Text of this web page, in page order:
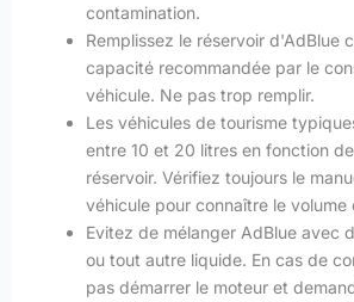
contamination.
Remplissez le réservoir d'AdBlue
capacité recommandée par le
véhicule. Ne pas trop remplir.
Les véhicules de tourisme
entre 10 et 20 litres en fonction
réservoir. Vérifiez toujours le
véhicule pour connaître le volume
Evitez de mélanger AdBlue avec
ou tout autre liquide. En cas de
pas démarrer le moteur et